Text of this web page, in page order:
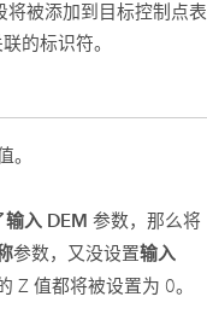
被添加到目标控制点表
的标识符。
。
输入 DEM 参数，那么将
参数，又没设置输入
Z 值都将被设置为 0。